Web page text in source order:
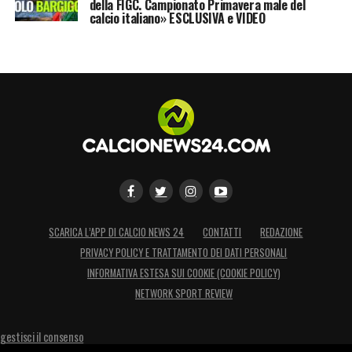
della FIGC. Campionato Primavera male del
calcio italiano» ESCLUSIVA e VIDEO
SCARICA L’APP DI CALCIO NEWS 24 CONTATTI
REDAZIONE
PRIVACY POLICY E TRATTAMENTO DEI DATI PERSONALI
INFORMATIVA ESTESA SUI COOKIE (COOKIE POLICY)
NETWORK SPORT REVIEW
gestisci il consenso